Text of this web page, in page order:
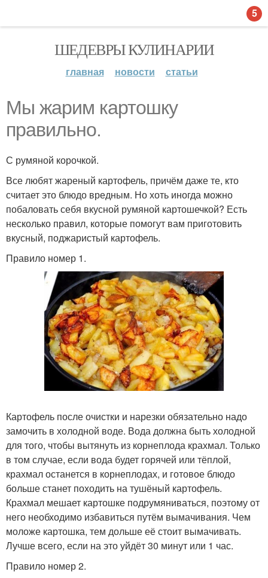
ШЕДЕВРЫ КУЛИНАРИИ
главная новости статьи
Мы жарим картошку
правильно.
С румяной корочкой.
Все любят жареный картофель, причём даже те, кто
считает это блюдо вредным. Но хоть иногда можно
побаловать себя вкусной румяной картошечкой? Есть
несколько правил, которые помогут вам приготовить
вкусный, поджаристый картофель.
Правило номер 1.
Картофель после очистки и нарезки обязательно надо
замочить в холодной воде. Вода должна быть холодной
для того, чтобы вытянуть из корнеплода крахмал. Только
в том случае, если вода будет горячей или тёплой,
крахмал останется в корнеплодах, и готовое блюдо
больше станет походить на тушёный картофель.
Крахмал мешает картошке подрумяниваться, поэтому от
него необходимо избавиться путём вымачивания. Чем
моложе картошка, тем дольше её стоит вымачивать.
Лучше всего, если на это уйдёт 30 минут или 1 час.
Правило номер 2.
5